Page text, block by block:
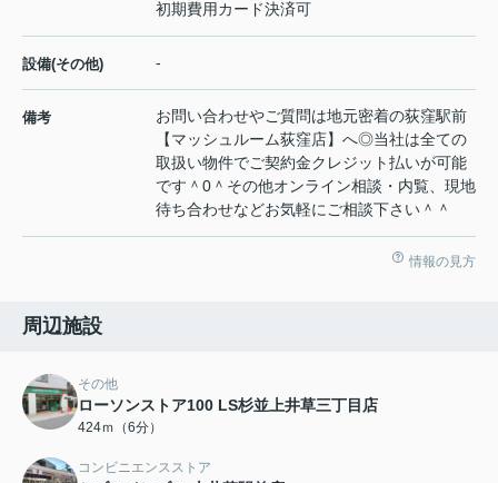
初期費用カード決済可
設備(その他) -
備考
お問い合わせやご質問は地元密着の荻窪駅前
【マッシュルーム荻窪店】へ◎当社は全ての
取扱い物件でご契約金クレジット払いが可能
です＾0＾その他オンライン相談・内覧、現地
待ち合わせなどお気軽にご相談下さい＾＾
情報の見方
周辺施設
その他
ローソンストア100 LS杉並上井草三丁目店
424ｍ（6分）
コンビニエンスストア